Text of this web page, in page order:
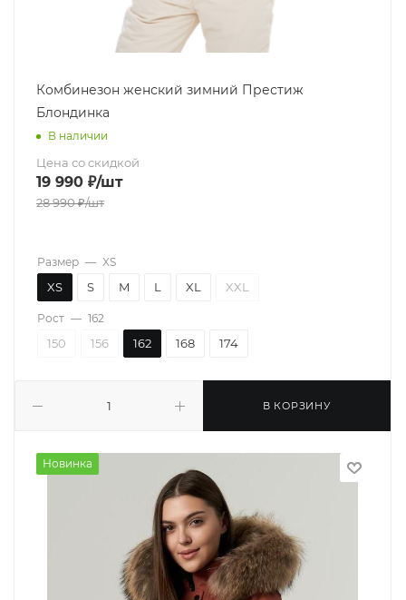
Комбинезон женский зимний Престиж
Блондинка
В наличии
Цена со скидкой
19 990 ₽/шт
28 990₽/шт
В КОРЗИНУ
Размер — XS
XS S M L XL XXL
Рост — 162
150 156 162 168 174
Новинка